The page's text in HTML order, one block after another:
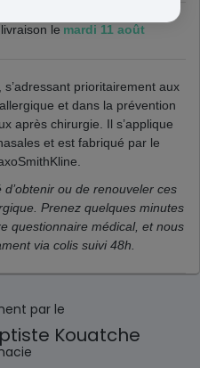
le mardi 11 août
prioritairement aux
et dans la prévention
après chirurgie.
Il s’applique
et est fabriqué par le
ou de renouveler ces
Prenez quelques minutes
questionnaire médical, et nous
via colis suivi 48h.
par le
Kouatche